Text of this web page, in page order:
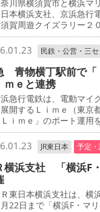
川県横須賀市と横浜マ
日本横浜支社、京浜急行
賀周遊クイズラリー２
民鉄・公営・三セ
青物横丁駅前で「
ｍｅと連携
急行電鉄は、電動マイ
開するＬｉｍｅ（東京
ｉｍｅ」のポート運用
JR東日本 予定
横浜支社 「横浜F
東日本横浜支社は、横
22日まで「横浜F・マ